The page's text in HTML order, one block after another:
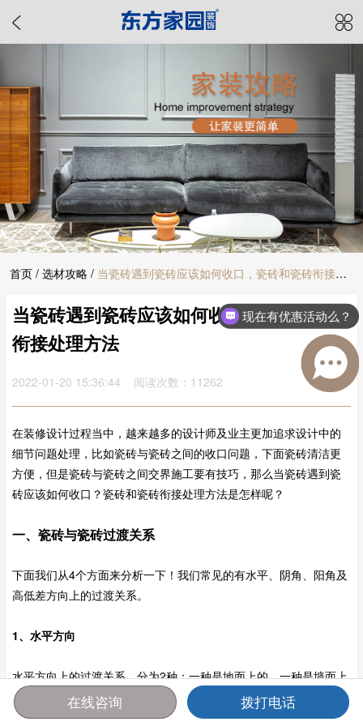
首页 / 选材攻略 / 当瓷砖遇到瓷砖应该如何收口，瓷砖和瓷砖衔接处
理方法
当瓷砖遇到瓷砖应该如何收口，瓷砖和瓷砖
衔接处理方法
2022-01-20 15:36:44 阅读次数：11262
在装修设计过程当中，越来越多的设计师及业主更加追求设计中的
细节问题处理，比如瓷砖与瓷砖之间的收口问题，下面瓷砖清洁更
方便，但是瓷砖与瓷砖之间交界施工要有技巧，那么当瓷砖遇到瓷
砖应该如何收口？瓷砖和瓷砖衔接处理方法是怎样呢？
一、瓷砖与瓷砖过渡关系
下面我们从4个方面来分析一下！我们常见的有水平、阴角、阳角及
高低差方向上的过渡关系。
1、水平方向
水平方向上的过渡关系，分为2种：一种是地面上的，一种是墙面上
的。
首页 报价 电话 咨询
现在有优惠活动么？
在线咨询 拨打电话